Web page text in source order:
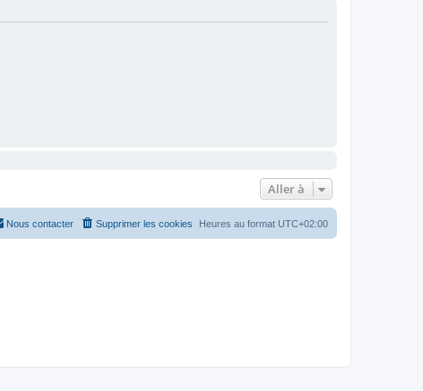
Aller à
Heures au format UTC+02:00
Supprimer les cookies
Nous contacter